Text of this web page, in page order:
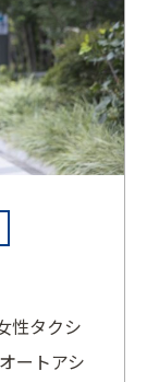
性タクシ
ートアシ